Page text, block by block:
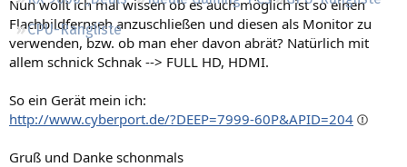
CPU-Rangliste
Nun wollt ich mal wissen ob es auch möglich ist so einen
Flachbildfernseh anzuschließen und diesen als Monitor zu
verwenden, bzw. ob man eher davon abrät? Natürlich mit
allem schnick Schnak --> FULL HD, HDMI.
So ein Gerät mein ich:
http://www.cyberport.de/?DEEP=7999-60P&APID=204
Gruß und Danke schonmals